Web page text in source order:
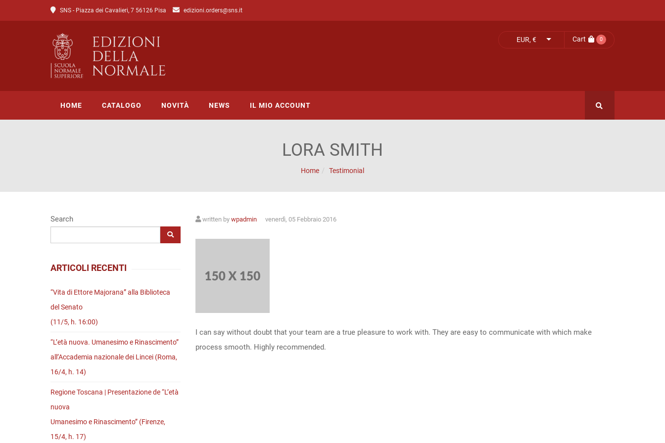
SNS - Piazza dei Cavalieri, 7 56126 Pisa edizioni.orders@sns.it
EUR, € Cart 0
HOME CATALOGO
Catalogo di Scienze
NOVITÀ NEWS IL MIO ACCOUNT
LORA SMITH
Home Testimonial
written by wpadmin venerdì, 05 Febbraio 2016
I can say without doubt that your team are a true pleasure to work with. They are easy to communicate with which make
process smooth. Highly recommended.
Search
ARTICOLI RECENTI
“Vita di Ettore Majorana” alla Biblioteca
del Senato
(11/5, h. 16:00)
“L’età nuova. Umanesimo e Rinascimento”
all’Accademia nazionale dei Lincei (Roma,
16/4, h. 14)
Regione Toscana | Presentazione de “L’età
nuova
Umanesimo e Rinascimento” (Firenze,
15/4, h. 17)